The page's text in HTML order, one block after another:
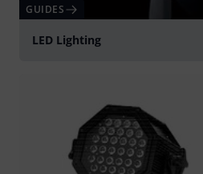
GUIDES
LED Lighting